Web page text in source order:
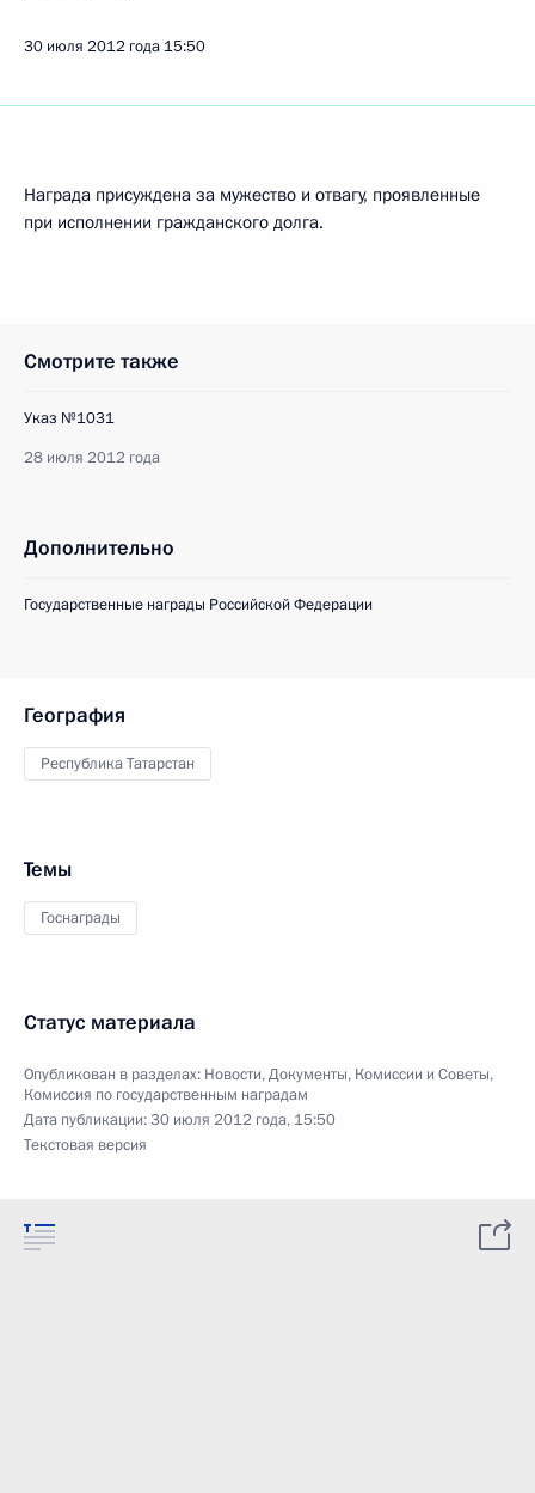
30 июля 2012 года 15:50
Награда присуждена за мужество и отвагу, проявленные
при исполнении гражданского долга.
Смотрите также
Указ №1031
28 июля 2012 года
Дополнительно
Государственные награды Российской Федерации
География
Республика Татарстан
Темы
Госнаграды
Статус материала
Опубликован в разделах: Новости,Документы, Комиссии и Советы,
Комиссия по государственным наградам
Дата публикации:30 июля 2012 года, 15:50
Текстовая версия